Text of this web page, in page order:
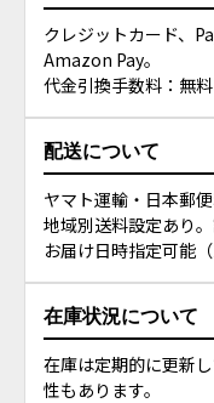
クレジットカード、
Amazon Pay。
代金引換手数料：無料
配送について
ヤマト運輸・日本郵
地域別送料設定あり
お届け日時指定可能
在庫状況について
在庫は定期的に更新
性もあります。